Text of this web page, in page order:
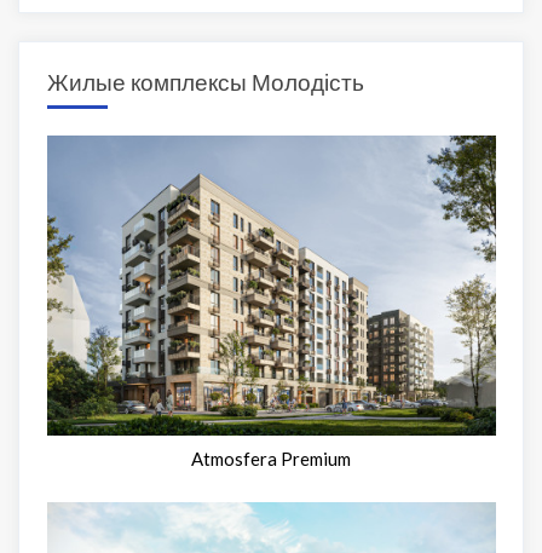
Жилые комплексы Молодість
Atmosfera Premium